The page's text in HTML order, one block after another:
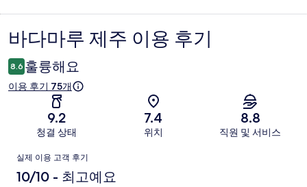
이
용
후
바다마루 제주 이용 후기
8.6 훌륭해요
이용 후기 75개
9.2
청결 상태
7.4
위치
8.8
직원 및 서비스
이
용
실제 이용 고객 후기
10/10 - 최고예요